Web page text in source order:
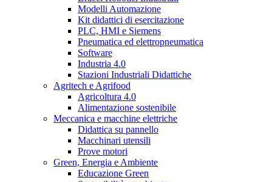
Modelli Automazione
Kit didattici di esercitazione
PLC, HMI e Siemens
Pneumatica ed elettropneumatica
Software
Industria 4.0
Stazioni Industriali Didattiche
Agritech e Agrifood
Agricoltura 4.0
Alimentazione sostenibile
Meccanica e macchine elettriche
Didattica su pannello
Macchinari utensili
Prove motori
Green, Energia e Ambiente
Educazione Green